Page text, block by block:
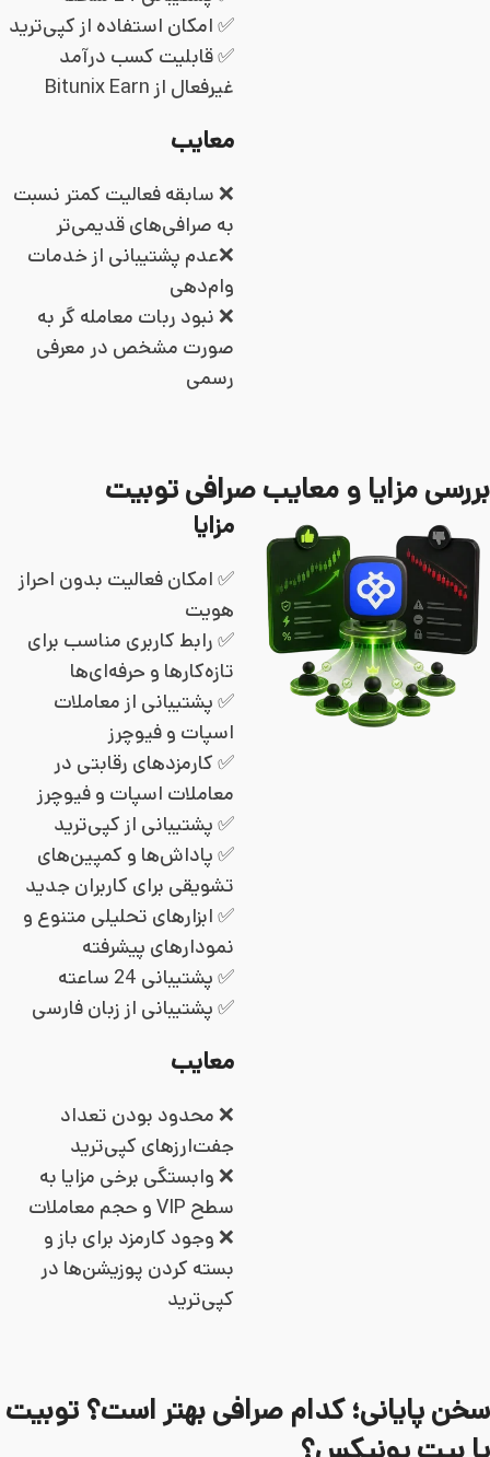
✅ امکان استفاده از کپی‌ترید
✅ قابلیت کسب درآمد
غیرفعال از Bitunix Earn
معایب
❌ سابقه فعالیت کمتر نسبت
به صرافی‌های قدیمی‌تر
❌عدم پشتیبانی از خدمات
وام‌دهی
❌ نبود ربات معامله گر به
صورت مشخص در معرفی
رسمی
بررسی مزایا و معایب صرافی توبیت
مزایا
✅ امکان فعالیت بدون احراز
هویت
✅ رابط کاربری مناسب برای
تازه‌کارها و حرفه‌ای‌ها
✅ پشتیبانی از معاملات
اسپات و فیوچرز
✅ کارمزدهای رقابتی در
معاملات اسپات و فیوچرز
✅ پشتیبانی از کپی‌ترید
✅ پاداش‌ها و کمپین‌های
تشویقی برای کاربران جدید
✅ ابزارهای تحلیلی متنوع و
نمودارهای پیشرفته
✅ پشتیبانی 24 ساعته
✅ پشتیبانی از زبان فارسی
معایب
❌ محدود بودن تعداد
جفت‌ارزهای کپی‌ترید
❌ وابستگی برخی مزایا به
سطح VIP و حجم معاملات
❌ وجود کارمزد برای باز و
بسته کردن پوزیشن‌ها در
کپی‌ترید
سخن پایانی؛ کدام صرافی بهتر است؟ توبیت